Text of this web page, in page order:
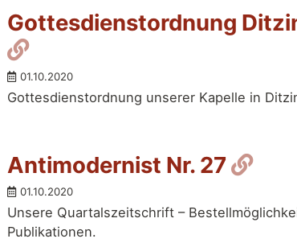
Gottesdienstordnung
Permalink
01.10.2020
Gottesdienstordnung unserer Kapelle in
Antimodernist Nr. 27
01.10.2020
Unsere Quartalszeitschrift –
Publikationen.